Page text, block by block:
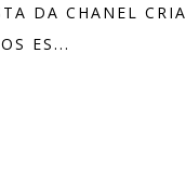
DA CHANEL CRIA
ES...